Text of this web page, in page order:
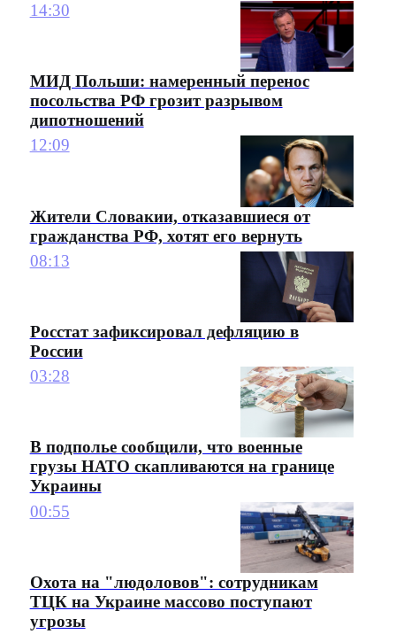
14:30
МИД Польши: намеренный перенос
посольства РФ грозит разрывом
дипотношений
12:09
Жители Словакии, отказавшиеся от
гражданства РФ, хотят его вернуть
08:13
Росстат зафиксировал дефляцию в
России
03:28
В подполье сообщили, что военные
грузы НАТО скапливаются на границе
Украины
00:55
Охота на "людоловов": сотрудникам
ТЦК на Украине массово поступают
угрозы